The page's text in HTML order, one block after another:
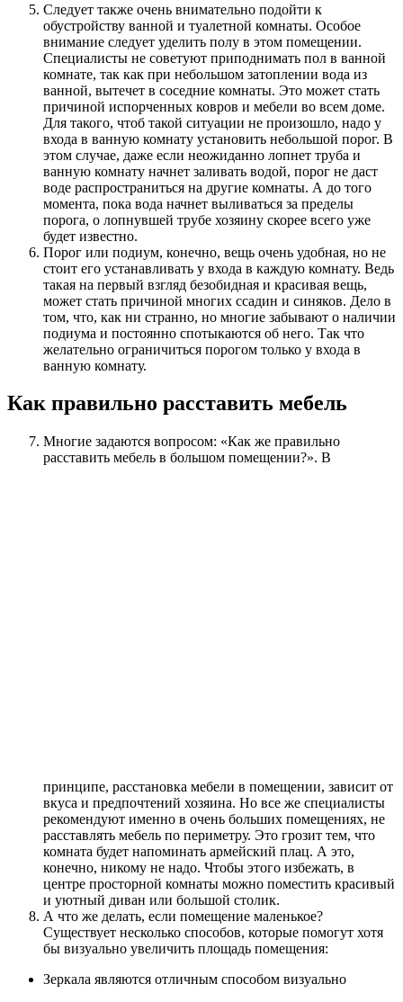
Следует также очень внимательно подойти к
обустройству ванной и туалетной комнаты. Особое
внимание следует уделить полу в этом помещении.
Специалисты не советуют приподнимать пол в ванной
комнате, так как при небольшом затоплении вода из
ванной, вытечет в соседние комнаты. Это может стать
причиной испорченных ковров и мебели во всем доме.
Для такого, чтоб такой ситуации не произошло, надо у
входа в ванную комнату установить небольшой порог. В
этом случае, даже если неожиданно лопнет труба и
ванную комнату начнет заливать водой, порог не даст
воде распространиться на другие комнаты. А до того
момента, пока вода начнет выливаться за пределы
порога, о лопнувшей трубе хозяину скорее всего уже
будет известно.
Порог или подиум, конечно, вещь очень удобная, но не
стоит его устанавливать у входа в каждую комнату. Ведь
такая на первый взгляд безобидная и красивая вещь,
может стать причиной многих ссадин и синяков. Дело в
том, что, как ни странно, но многие забывают о наличии
подиума и постоянно спотыкаются об него. Так что
желательно ограничиться порогом только у входа в
ванную комнату.
Как правильно расставить мебель
Многие задаются вопросом: «Как же правильно
расставить мебель в большом помещении?». В
принципе, расстановка мебели в помещении, зависит от
вкуса и предпочтений хозяина. Но все же специалисты
рекомендуют именно в очень больших помещениях, не
расставлять мебель по периметру. Это грозит тем, что
комната будет напоминать армейский плац. А это,
конечно, никому не надо. Чтобы этого избежать, в
центре просторной комнаты можно поместить красивый
и уютный диван или большой столик.
А что же делать, если помещение маленькое?
Существует несколько способов, которые помогут хотя
бы визуально увеличить площадь помещения:
Зеркала являются отличным способом визуально